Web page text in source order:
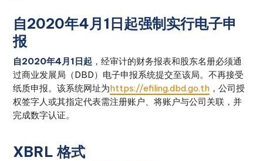
自2020年4月1日起强制实行电子申
报
自2020年4月1日起 ，经审计的财务报表和股东名册必须通
过商业发展局（DBD）电子申报系统提交至该局。不再接受
纸质申报。该系统网址为https://efiling.dbd.go.th ，公司授
权签字人或其指定代表需注册账户、将账户与公司关联，并
完成数字认证。
XBRL 格式